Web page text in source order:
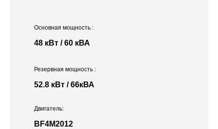
Основная мощность :
48 кВт / 60 кВА
Двигатель:
BF4M2012
Резервная мощность :
52.8 кВт / 66кВА